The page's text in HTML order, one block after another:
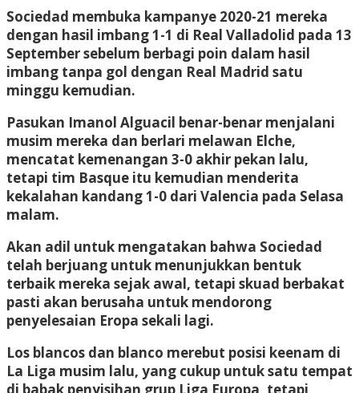
Sociedad membuka kampanye 2020-21 mereka
dengan hasil imbang 1-1 di Real Valladolid pada 13
September sebelum berbagi poin dalam hasil
imbang tanpa gol dengan Real Madrid satu
minggu kemudian.
Pasukan Imanol Alguacil benar-benar menjalani
musim mereka dan berlari melawan Elche,
mencatat kemenangan 3-0 akhir pekan lalu,
tetapi tim Basque itu kemudian menderita
kekalahan kandang 1-0 dari Valencia pada Selasa
malam.
Akan adil untuk mengatakan bahwa Sociedad
telah berjuang untuk menunjukkan bentuk
terbaik mereka sejak awal, tetapi skuad berbakat
pasti akan berusaha untuk mendorong
penyelesaian Eropa sekali lagi.
Los blancos dan blanco merebut posisi keenam di
La Liga musim lalu, yang cukup untuk satu tempat
di babak penyisihan grup Liga Europa, tetapi